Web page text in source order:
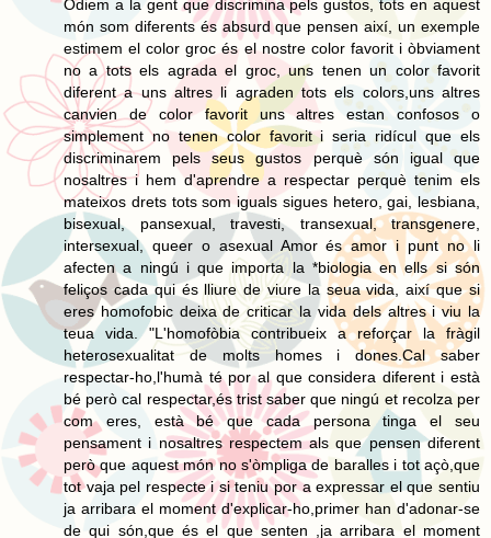
Odiem a la gent que discrimina pels gustos, tots en aquest
món som diferents és absurd que pensen així, un exemple
estimem el color groc és el nostre color favorit i òbviament
no a tots els agrada el groc, uns tenen un color favorit
diferent a uns altres li agraden tots els colors,uns altres
canvien de color favorit uns altres estan confosos o
simplement no tenen color favorit i seria ridícul que els
discriminarem pels seus gustos perquè són igual que
nosaltres i hem d'aprendre a respectar perquè tenim els
mateixos drets tots som iguals sigues hetero, gai, lesbiana,
bisexual, pansexual, travesti, transexual, transgenere,
intersexual, queer o asexual Amor és amor i punt no li
afecten a ningú i que importa la *biologia en ells si són
feliços cada qui és lliure de viure la seua vida, així que si
eres homofobic deixa de criticar la vida dels altres i viu la
teua vida. "L'homofòbia contribueix a reforçar la fràgil
heterosexualitat de molts homes i dones.Cal saber
respectar-ho,l'humà té por al que considera diferent i està
bé però cal respectar,és trist saber que ningú et recolza per
com eres, està bé que cada persona tinga el seu
pensament i nosaltres respectem als que pensen diferent
però que aquest món no s'òmpliga de baralles i tot açò,que
tot vaja pel respecte i si teniu por a expressar el que sentiu
ja arribara el moment d'explicar-ho,primer han d'adonar-se
de qui són,que és el que senten ,ja arribara el moment